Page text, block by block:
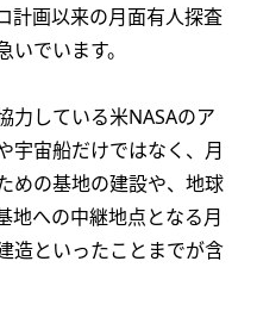
計画以来の月面有人探査
でいます。
力している米NASAのア
宇宙船だけではなく、月
めの基地の建設や、地球
地への中継地点となる月
造といったことまでが含